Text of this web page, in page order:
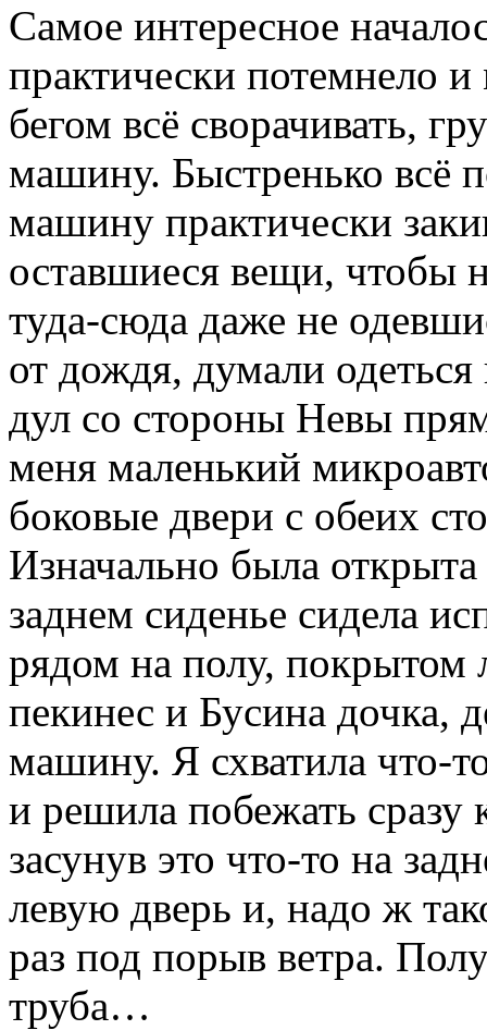
Самое интересное
практически потемнело
бегом всё сворачивать,
машину. Быстренько всё
машину практически
оставшиеся вещи, чтобы
туда-сюда даже не
от дождя, думали
дул со стороны Невы
меня маленький
боковые двери с обеих
Изначально была
заднем сиденье сидела
рядом на полу,
пекинес и Бусина дочка,
машину. Я схватила что-
и решила побежать сразу
засунув это что-то на
левую дверь и, надо ж
раз под порыв ветра.
труба…